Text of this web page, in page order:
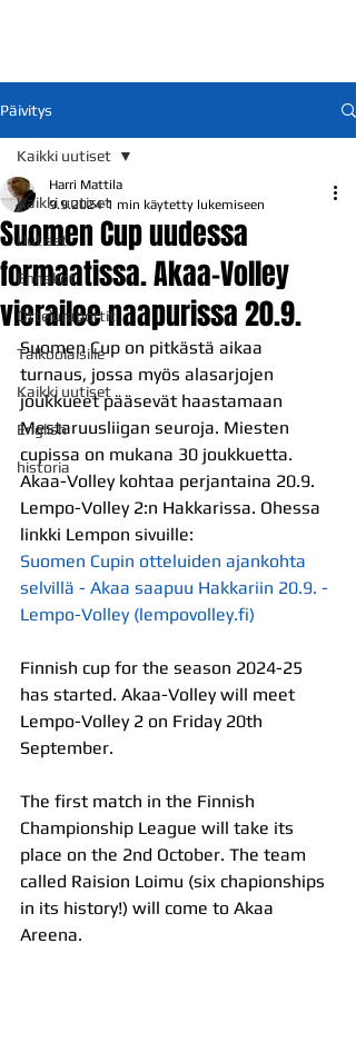
Päivitys
Kaikki uutiset
Uutiset
Ennakot
Otteluraportit
Talkoolaisille
Kaikki uutiset
English
historia
Kaikki uutiset
Suomen Cup uudessa
formaatissa. Akaa-Volley
vierailee naapurissa 20.9.
Harri Mattila
9.9.2024 1 min käytetty lukemiseen
Suomen Cup on pitkästä aikaa
turnaus, jossa myös alasarjojen
joukkueet pääsevät haastamaan
Mestaruusliigan seuroja. Miesten
cupissa on mukana 30 joukkuetta.
Akaa-Volley kohtaa perjantaina 20.9.
Lempo-Volley 2:n Hakkarissa. Ohessa
linkki Lempon sivuille:
Suomen Cupin otteluiden ajankohta
selvillä - Akaa saapuu Hakkariin 20.9. -
Lempo-Volley (lempovolley.fi)
Finnish cup for the season 2024-25
has started. Akaa-Volley will meet
Lempo-Volley 2 on Friday 20th
September.
The first match in the Finnish
Championship League will take its
place on the 2nd October. The team
called Raision Loimu (six chapionships
in its history!) will come to Akaa
Areena.